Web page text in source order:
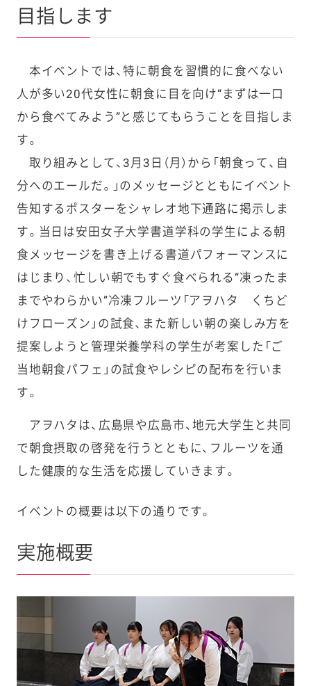
目指します
本イベントでは、特に朝食を習慣的に食べない
人が多い20代女性に朝食に目を向け“まずは一口
から食べてみよう”と感じてもらうことを目指しま
す。
取り組みとして、3月3日（月）から「朝食って、自
分へのエールだ。」のメッセージとともにイベント
告知するポスターをシャレオ地下通路に掲示しま
す。当日は安田女子大学書道学科の学生による朝
食メッセージを書き上げる書道パフォーマンスに
はじまり、忙しい朝でもすぐ食べられる“凍ったま
までやわらかい”冷凍フルーツ「アヲハタ くちど
けフローズン」の試食、また新しい朝の楽しみ方を
提案しようと管理栄養学科の学生が考案した「ご
当地朝食パフェ」の試食やレシピの配布を行いま
す。
アヲハタは、広島県や広島市、地元大学生と共同
で朝食摂取の啓発を行うとともに、フルーツを通
した健康的な生活を応援していきます。
イベントの概要は以下の通りです。
実施概要